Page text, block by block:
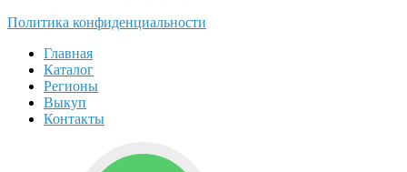
Политика конфиденциальности
Главная
Каталог
Регионы
Выкуп
Контакты